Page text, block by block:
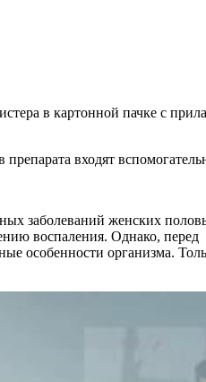
в картонной пачке с
входят
заболеваний женских
воспаления. Однако, перед
особенности организма.